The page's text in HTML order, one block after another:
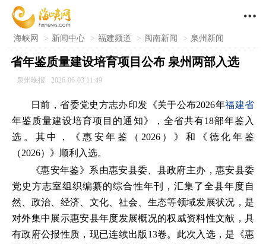

海峡网 > 新闻中心 > 福建频道 > 闽南新闻 > 泉州新闻
省年鉴质量建设培育项目公布 泉州两部入选
泉州晚报 2026-06-03 11:49
日前，省委党史方志办印发《关于公布2026年福建省
年鉴质量建设培育项目的通知》，全省共有18部年鉴入
选。其中，《惠安年鉴（2026）》和《德化年鉴
（2026）》顺利入选。
《惠安年鉴》系由惠安县委、县政府主办，惠安县委
党史方志室组织编纂的综合性年刊，汇集了全县年度自
然、政治、经济、文化、社会、生态等领域发展状况，是
对外集中展示惠安县年度发展概况的权威资料性文献，具
有政府公报性质，现已连续出版13卷。此次入选，是《惠